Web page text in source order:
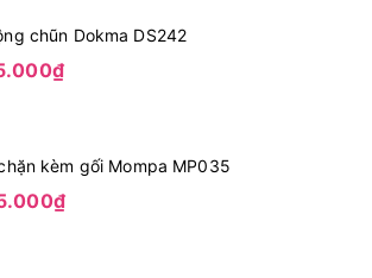
chũn Dokma DS242
kèm gối Mompa MP035